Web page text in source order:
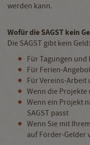
werden kann.
Wofür die SAGST kein
Die SAGST gibt kein Geld:
Für Tagungen und
Für Ferien-
Für Vereins-
Wenn die
Wenn ein Projekt
SAGST passt
Wenn Sie mit
auf Förder-Gelder